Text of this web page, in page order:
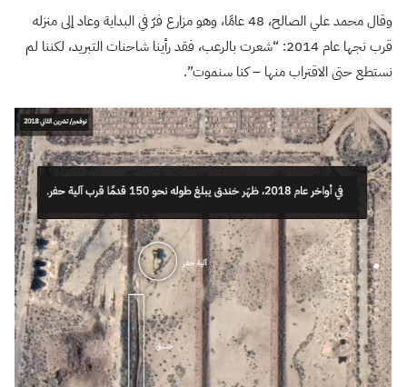
وقال محمد علي الصالح، 48 عامًا، وهو مزارع فرّ في البداية وعاد إلى منزله
قرب نجها عام 2014: “شعرت بالرعب، فقد رأينا شاحنات التبريد، لكننا لم
نستطع حتى الاقتراب منها – كنا سنموت”.